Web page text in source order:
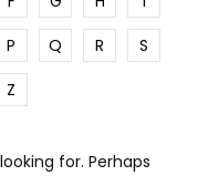
P Q R
S
Z
for. Perhaps